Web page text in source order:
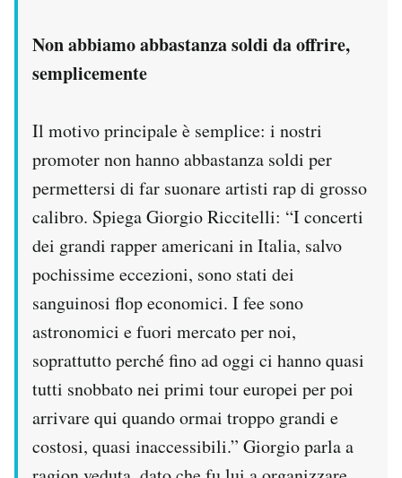
Non abbiamo abbastanza soldi da offrire,
semplicemente
Il motivo principale è semplice: i nostri
promoter non hanno abbastanza soldi per
permettersi di far suonare artisti rap di grosso
calibro. Spiega Giorgio Riccitelli: “I concerti
dei grandi rapper americani in Italia, salvo
pochissime eccezioni, sono stati dei
sanguinosi flop economici. I fee sono
astronomici e fuori mercato per noi,
soprattutto perché fino ad oggi ci hanno quasi
tutti snobbato nei primi tour europei per poi
arrivare qui quando ormai troppo grandi e
costosi, quasi inaccessibili.” Giorgio parla a